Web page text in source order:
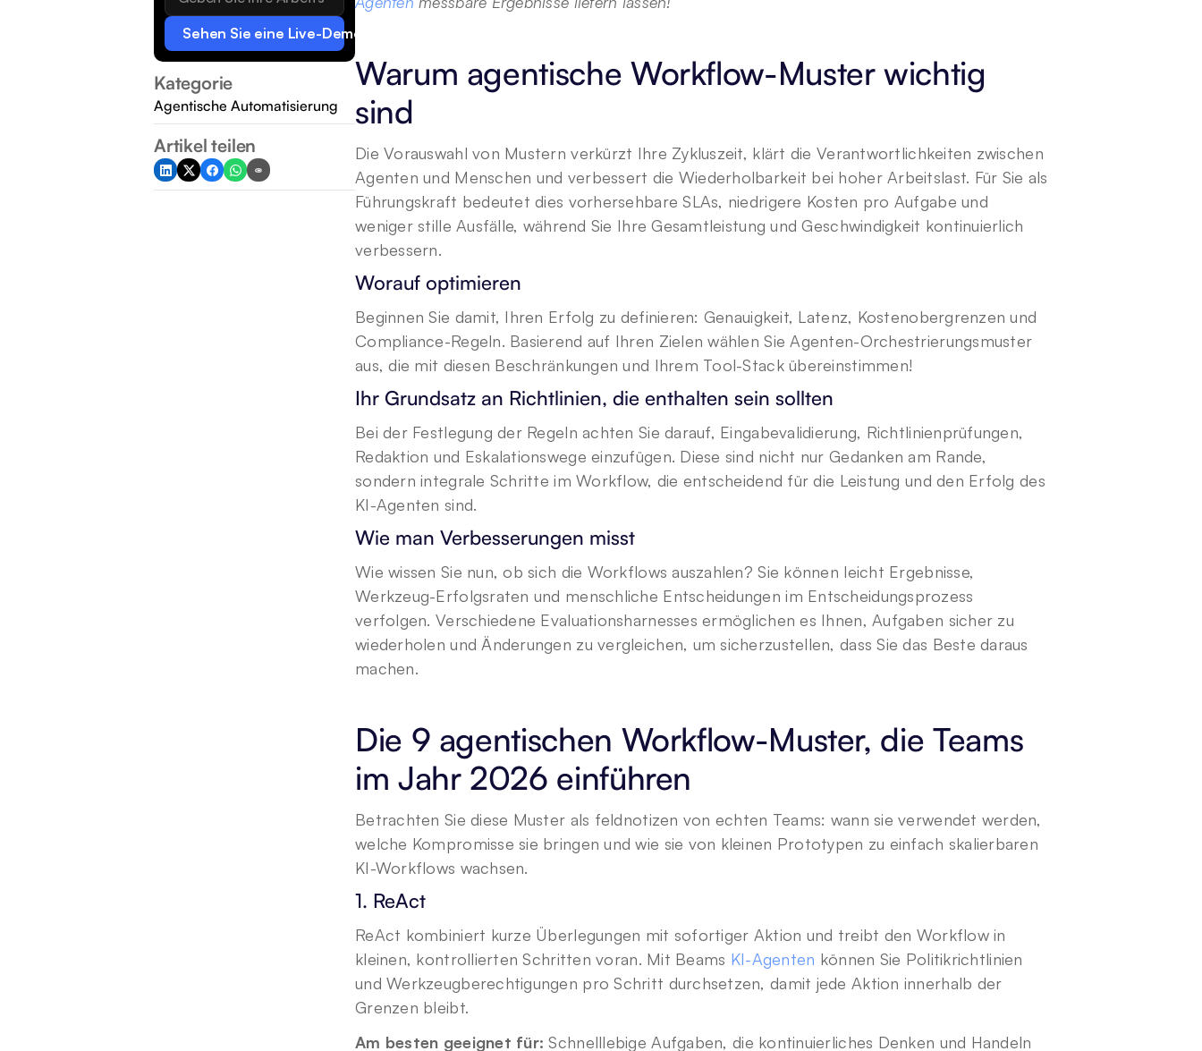
Sehen Sie eine Live-Demo
Kategorie
Agentische Automatisierung
Artikel teilen
Warum agentische Workflow-Muster wichtig
sind
Die Vorauswahl von Mustern verkürzt Ihre Zykluszeit, klärt die Verantwortlichkeiten zwischen
Agenten und Menschen und verbessert die Wiederholbarkeit bei hoher Arbeitslast. Für Sie als
Führungskraft bedeutet dies vorhersehbare SLAs, niedrigere Kosten pro Aufgabe und
weniger stille Ausfälle, während Sie Ihre Gesamtleistung und Geschwindigkeit kontinuierlich
verbessern.
Worauf optimieren
Beginnen Sie damit, Ihren Erfolg zu definieren: Genauigkeit, Latenz, Kostenobergrenzen und
Compliance-Regeln. Basierend auf Ihren Zielen wählen Sie Agenten-Orchestrierungsmuster
aus, die mit diesen Beschränkungen und Ihrem Tool-Stack übereinstimmen!
Ihr Grundsatz an Richtlinien, die enthalten sein sollten
Bei der Festlegung der Regeln achten Sie darauf, Eingabevalidierung, Richtlinienprüfungen,
Redaktion und Eskalationswege einzufügen. Diese sind nicht nur Gedanken am Rande,
sondern integrale Schritte im Workflow, die entscheidend für die Leistung und den Erfolg des
KI-Agenten sind.
Wie man Verbesserungen misst
Wie wissen Sie nun, ob sich die Workflows auszahlen? Sie können leicht Ergebnisse,
Werkzeug-Erfolgsraten und menschliche Entscheidungen im Entscheidungsprozess
verfolgen. Verschiedene Evaluationsharnesses ermöglichen es Ihnen, Aufgaben sicher zu
wiederholen und Änderungen zu vergleichen, um sicherzustellen, dass Sie das Beste daraus
machen.
Die 9 agentischen Workflow-Muster, die Teams
im Jahr 2026 einführen
Betrachten Sie diese Muster als feldnotizen von echten Teams: wann sie verwendet werden,
welche Kompromisse sie bringen und wie sie von kleinen Prototypen zu einfach skalierbaren
KI-Workflows wachsen.
1. ReAct
ReAct kombiniert kurze Überlegungen mit sofortiger Aktion und treibt den Workflow in
kleinen, kontrollierten Schritten voran. Mit Beams KI-Agenten können Sie Politikrichtlinien
und Werkzeugberechtigungen pro Schritt durchsetzen, damit jede Aktion innerhalb der
Grenzen bleibt.
Am besten geeignet für: Schnelllebige Aufgaben, die kontinuierliches Denken und Handeln